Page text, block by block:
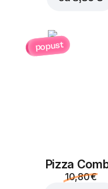
popust
Pizza
10,80 €